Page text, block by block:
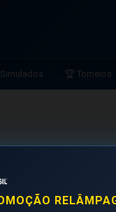
Simulados 🏆 Torneios
II - RPA —
de Voo